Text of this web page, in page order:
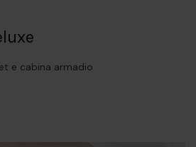
e cabina armadio